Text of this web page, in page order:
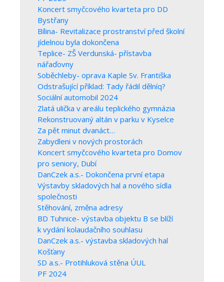
Koncert smyčcového kvarteta pro DD
Bystřany
Bílina- Revitalizace prostranství před školní
jídelnou byla dokončena
Teplice- ZŠ Verdunská- přístavba
nářaďovny
Soběchleby- oprava Kaple Sv. Františka
Odstrašující příklad: Tady řádil dělníq?
Sociální automobil 2024
Zlatá ulička v areálu teplického gymnázia
Rekonstruovaný altán v parku v Kyselce
Za pět minut dvanáct…
Zabydleni v nových prostorách
Koncert smyčcového kvarteta pro Domov
pro seniory, Dubí
DanCzek a.s.- Dokončena první etapa
Výstavby skladových hal a nového sídla
společnosti
Stěhování, změna adresy
BD Tuhnice- výstavba objektu B se blíží
k vydání kolaudačního souhlasu
DanCzek a.s.- výstavba skladových hal
Košťany
SD a.s.- Protihluková stěna ÚUL
PF 2024